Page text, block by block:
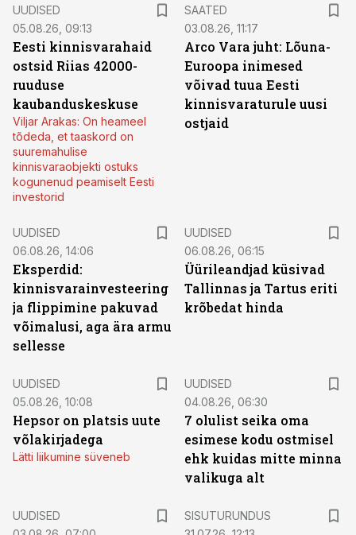
UUDISED
05.08.26, 09:13
Eesti kinnisvarahaid
ostsid Riias 42000-
ruuduse
kaubanduskeskuse
Viljar Arakas: On heameel
tõdeda, et taaskord on
suuremahulise
kinnisvaraobjekti ostuks
kogunenud peamiselt Eesti
investorid
SAATED
03.08.26, 11:17
Arco Vara juht: Lõuna-
Euroopa inimesed
võivad tuua Eesti
kinnisvaraturule uusi
ostjaid
UUDISED
06.08.26, 14:06
Eksperdid:
kinnisvarainvesteering
ja flippimine pakuvad
võimalusi, aga ära armu
sellesse
UUDISED
06.08.26, 06:15
Üürileandjad küsivad
Tallinnas ja Tartus eriti
krõbedat hinda
UUDISED
05.08.26, 10:08
Hepsor on platsis uute
võlakirjadega
Lätti liikumine süveneb
UUDISED
04.08.26, 06:30
7 olulist seika oma
esimese kodu ostmisel
ehk kuidas mitte minna
valikuga alt
UUDISED
SISUTURUNDUS